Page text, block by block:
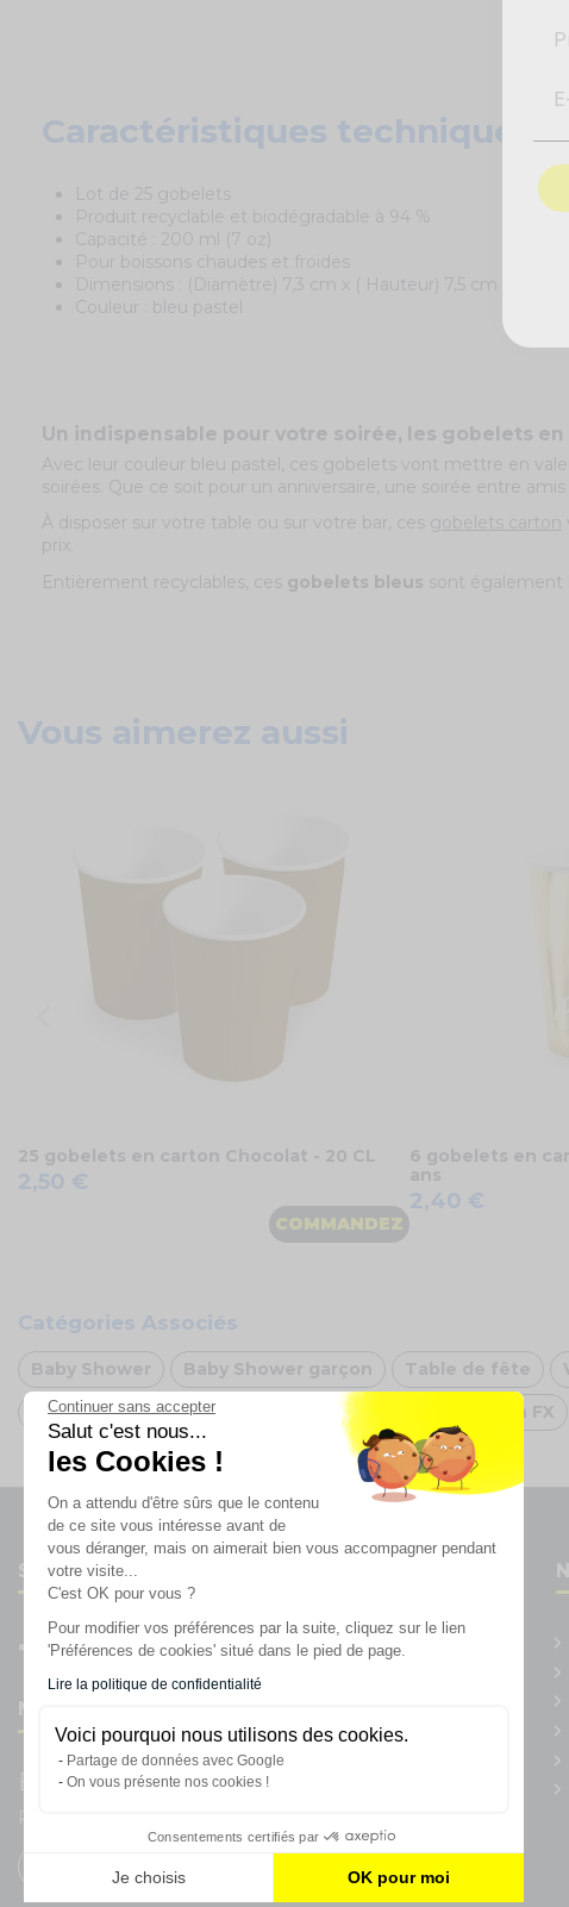
Continuer sans accepter
Salut c'est nous...
les Cookies !
On a attendu d'être sûrs que le contenu
de ce site vous intéresse avant de
vous déranger, mais on aimerait bien vous accompagner pendant
votre visite...
C'est OK pour vous ?
Pour modifier vos préférences par la suite, cliquez sur le lien
'Préférences de cookies' situé dans le pied de page.
Lire la politique de confidentialité
Voici pourquoi nous utilisons des cookies.
Partage de données avec Google
On vous présente nos cookies !
Consentements certifiés par
Je choisis
OK pour moi
Un indispensable pour votre soirée, les gobelets en
Avec leur couleur bleu pastel, ces gobelets vont mettre en
soirées. Que ce soit pour un anniversaire, une soirée entre
À disposer sur votre table ou sur votre bar, ces gobelets carton
prix.
Entièrement recyclables, ces gobelets bleus sont également
Caractéristiques techniques
Lot de 25 gobelets
Produit recyclable et biodégradable à 94 %
Capacité : 200 ml (7 oz)
Pour boissons chaudes et froides
Dimensions : (Diamètre) 7,3 cm x ( Hauteur) 7,5 cm
Couleur : bleu pastel
Vous aimerez aussi
25 gobelets en carton Chocolat - 20 CL
2,50 €
COMMANDEZ
6 gobelets en
ans
2,40 €
Catégories Associés
Baby Shower Baby Shower garçon Table de fête
Déco Anniversaire Bleu
Arche de ballon Bleu Oh FX
Suivez-nous
Newsletter
Enregistrez vous à la newsletter
Restez à l'actualité sur nos produits et les offres du moment